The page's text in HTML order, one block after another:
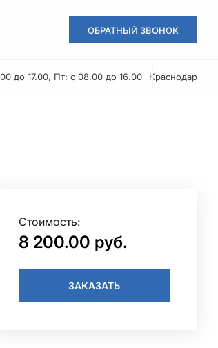
ОБРАТНЫЙ ЗВОНОК
до 17.00, Пт: с 08.00 до 16.00 Краснодар
Стоимость:
8 200.00 руб.
ЗАКАЗАТЬ